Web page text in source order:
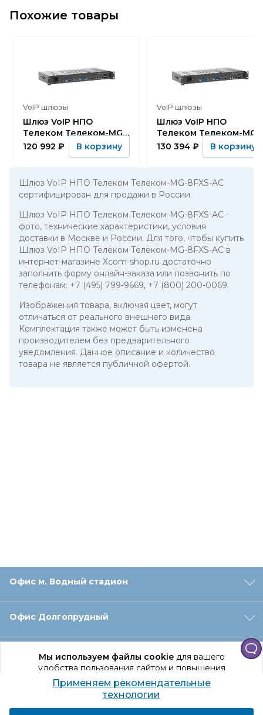
Мы используем файлы cookieдля вашего
удобства пользования сайтом и повышения
качества рекомендаций.
Продолжая использование сайта, вы даете
согласие на обработку персональных данных
Похожие товары
VoIP шлюзы
Шлюз VoIP НПО
Телеком Телеком-MG-
24FXS-AC
120 992 ₽ В корзину
VoIP шлюзы
Шлюз VoIP НПО
Телеком Телеком-MG-
32FXS-AC
130 394 ₽ В корзину
Шлюз VoIP НПО Телеком Телеком-MG-8FXS-AC
сертифицирован для продажи в России.
Шлюз VoIP НПО Телеком Телеком-MG-8FXS-AC -
фото, технические характеристики, условия
доставки в Москве и России. Для того, чтобы купить
Шлюз VoIP НПО Телеком Телеком-MG-8FXS-AC в
интернет-магазине Xcom-shop.ru достаточно
заполнить форму онлайн-заказа или позвонить по
телефонам: +7 (495) 799-9669, +7 (800) 200-0069.
Изображения товара, включая цвет, могут
отличаться от реального внешнего вида.
Комплектация также может быть изменена
производителем без предварительного
уведомления. Данное описание и количество
товара не является публичной офертой.
Офис м. Водный стадион
Офис Долгопрудный
Офис Санкт‑Петербург
Оформление заказа
Применяем рекомендательные
технологии